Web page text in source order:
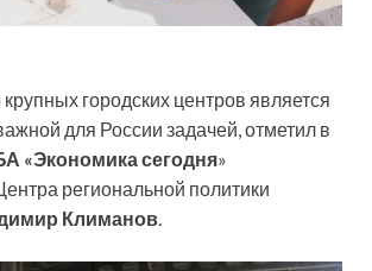
городских центров является
для России задачей, отметил в
«Экономика сегодня»
региональной политики
Климанов.